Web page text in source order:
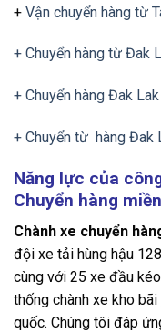
+ Vận chuyển hàng từ
+ Chuyển hàng từ Đak
+ Chuyển hàng Đak
+ Chuyển từ hàng Đak
Năng lực của
Chuyển hàng
Chành xe chuyển
đội xe tải hùng hậu
cùng với 25 xe đầu
thống chành xe kho
quốc. Chúng tôi đáp